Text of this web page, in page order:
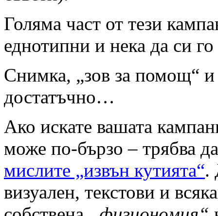
Голяма част от тези
еднотипни и нека да си
Снимка, „зов за помощ“
достатъчно…
Ако искате вашата
може по-бързо – трябва
мислите „извън кутията“.
визуален, текстови и